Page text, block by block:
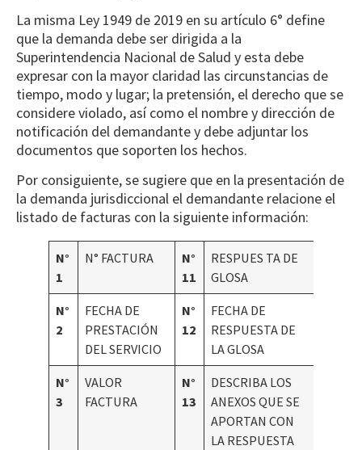
La misma Ley 1949 de 2019 en su artículo 6° define
que la demanda debe ser dirigida a la
Superintendencia Nacional de Salud y esta debe
expresar con la mayor claridad las circunstancias de
tiempo, modo y lugar; la pretensión, el derecho que se
considere violado, así como el nombre y dirección de
notificación del demandante y debe adjuntar los
documentos que soporten los hechos.
Por consiguiente, se sugiere que en la presentación de
la demanda jurisdiccional el demandante relacione el
listado de facturas con la siguiente información:
N°
1
N° FACTURA
N°
11
RESPUES TA DE
GLOSA
N°
2
FECHA DE
PRESTACIÓN
DEL SERVICIO
N°
12
FECHA DE
RESPUESTA DE
LA GLOSA
N°
3
VALOR
FACTURA
N°
13
DESCRIBA LOS
ANEXOS QUE SE
APORTAN CON
LA RESPUESTA